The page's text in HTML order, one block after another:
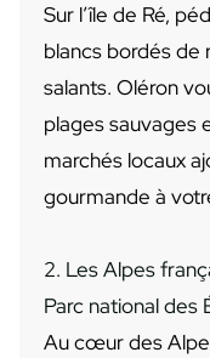
Sur l’île de Ré,
blancs bordés de
salants. Oléron
plages sauvages
marchés locaux
gourmande à
2. Les Alpes
Parc national des
Au cœur des